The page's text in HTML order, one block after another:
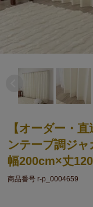
【オーダー・
ンテープ調ジャ
幅200cm×丈
商品番号 r-p_0004659